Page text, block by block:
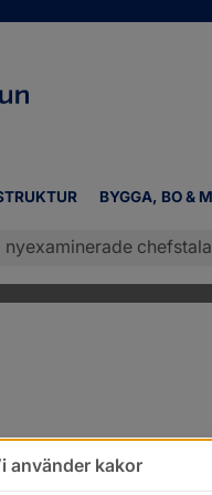
BYGGA, BO &
använder kakor